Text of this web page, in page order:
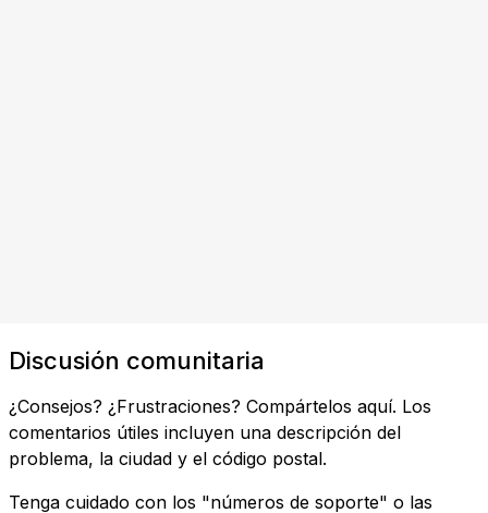
Discusión comunitaria
¿Consejos? ¿Frustraciones? Compártelos aquí. Los
comentarios útiles incluyen una descripción del
problema, la ciudad y el código postal.
Tenga cuidado con los "números de soporte" o las